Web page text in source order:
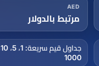
AED
مرتبط بالدولار
1000